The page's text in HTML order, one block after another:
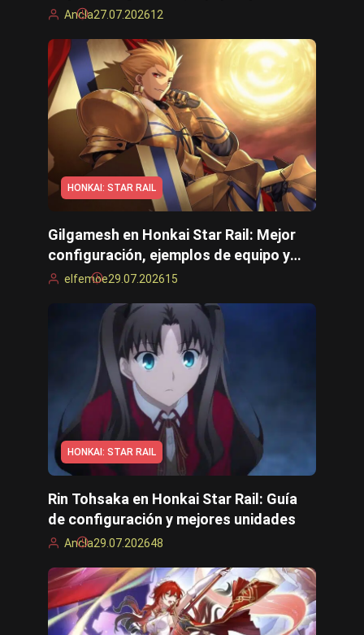
Cyberpunk 2077
Todos los juegos
de nivel
Ancla27.07.202612
HONKAI: STAR RAIL
Gilgamesh en Honkai Star Rail: Mejor
configuración, ejemplos de equipo y
guía de habilidades
elfemoe29.07.202615
HONKAI: STAR RAIL
Rin Tohsaka en Honkai Star Rail: Guía
de configuración y mejores unidades
Ancla29.07.202648